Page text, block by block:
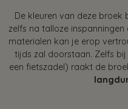
De kleuren van deze broek
zelfs na talloze
materialen kan je erop
tijds zal doorstaan. Zelfs
een fietszadel) raakt de